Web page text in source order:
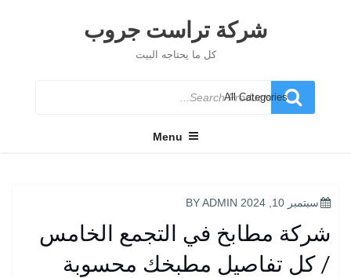
شركة تراست جروب
كل ما يحتاجه البيت
Search
for
Menu
POSTED
سبتمبر 10, 2024 ADMIN
شركة مطابخ في التجمع الخامس
/ كل تفاصيل مطبخك محسوبة